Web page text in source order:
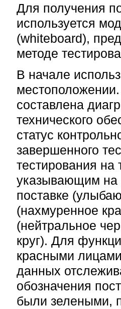
Для получения
используется
(whiteboard),
методе
В начале
составлена
технического
статус
завершенного
тестирования
указывающим на
поставке
(нахмуренное
(нейтральное
круг). Для
красными
данных
обозначения
были зелеными,